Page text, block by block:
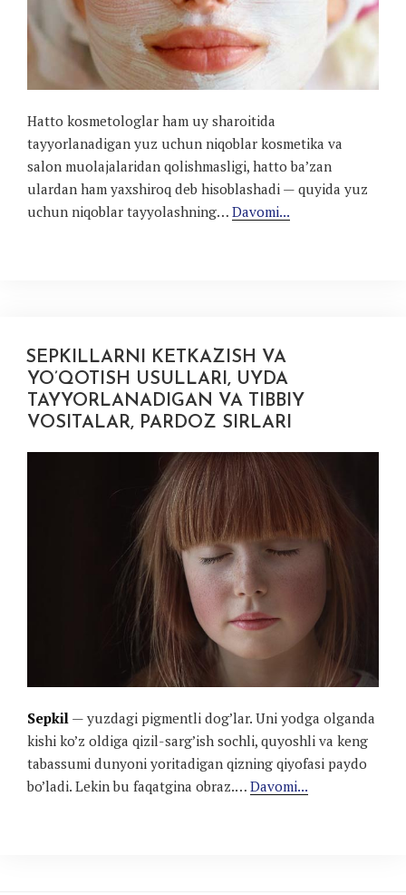
Hatto kosmetologlar ham uy sharoitida
tayyorlanadigan yuz uchun niqoblar kosmetika va
salon muolajalaridan qolishmasligi, hatto ba’zan
ulardan ham yaxshiroq deb hisoblashadi — quyida yuz
uchun niqoblar tayyolashning… Davomi...
SEPKILLARNI KETKAZISH VA
YO’QOTISH USULLARI, UYDA
TAYYORLANADIGAN VA TIBBIY
VOSITALAR, PARDOZ SIRLARI
Sepkil — yuzdagi pigmentli dog’lar. Uni yodga olganda
kishi ko’z oldiga qizil-sarg’ish sochli, quyoshli va keng
tabassumi dunyoni yoritadigan qizning qiyofasi paydo
bo’ladi. Lekin bu faqatgina obraz.… Davomi...